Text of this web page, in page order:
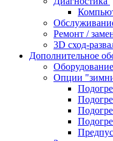
Ремонт /
3D сход-
Дополнительное
Опции